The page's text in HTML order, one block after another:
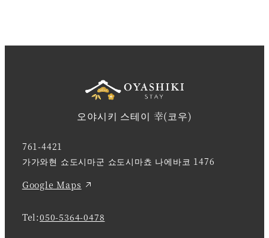
오야시키 스테이 幸(코우)
761-4421
가가와현 쇼도시마군 쇼도시마쵸 나에바코 1476
Google Maps
Tel:050-5364-0478